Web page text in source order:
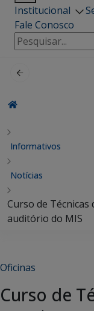
Institucional
Fale Conosco
Pesquisar
por:
Informativos
Notícias
Curso de
auditório do MIS
Oficinas
Curso de